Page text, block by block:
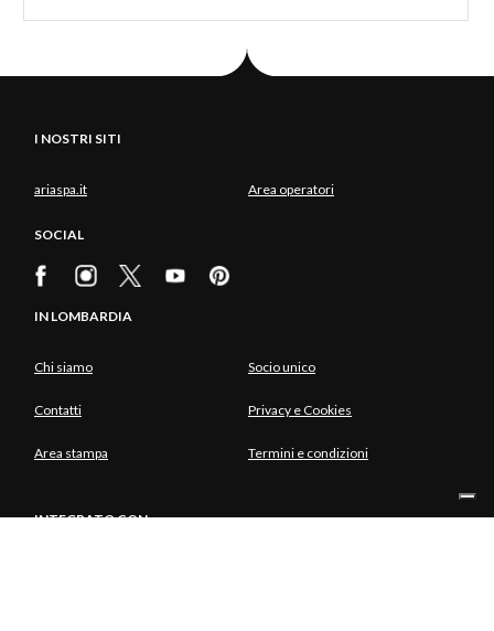
I NOSTRI SITI
ariaspa.it Area operatori
SOCIAL
IN LOMBARDIA
Chi siamo Socio unico
Contatti Privacy e Cookies
Area stampa Termini e condizioni
INTEGRATO CON